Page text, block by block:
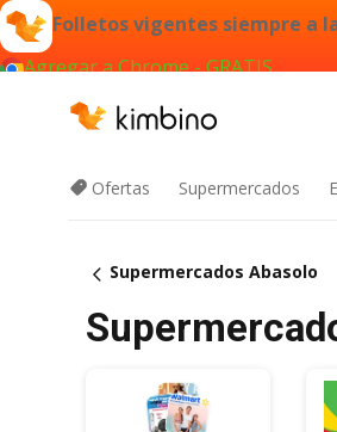
Folletos vigentes siempre a
Agregar a Chrome - GRATIS
Ofertas Supermercados
Supermercados Abasolo